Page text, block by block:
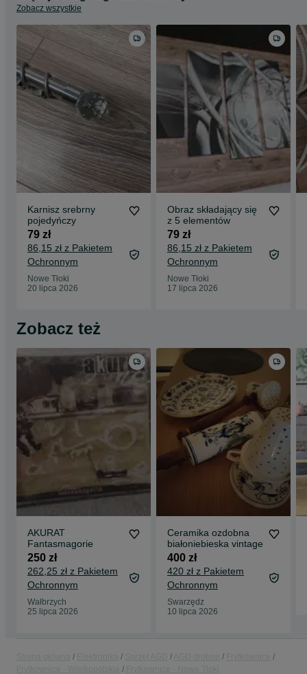
Zobacz wszystkie
Karnisz srebrny
pojedyńczy
79 zł
86,15 zł z Pakietem
Ochronnym
Nowe Tłoki
20 lipca 2026
Obraz składający się
z 5 elementów
79 zł
86,15 zł z Pakietem
Ochronnym
Nowe Tłoki
17 lipca 2026
Zobacz też
AKURAT
Fantasmagorie
250 zł
262,25 zł z Pakietem
Ochronnym
Wałbrzych
25 lipca 2026
Ceramika ozdobna
białoniebieska vintage
400 zł
420 zł z Pakietem
Ochronnym
Swarzędz
10 lipca 2026